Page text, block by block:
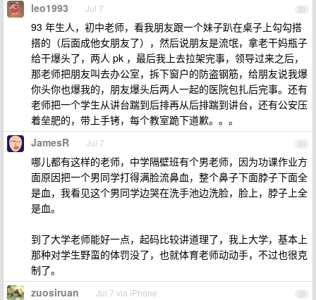
23
leo1993 Jul 7
93 年生人，初中老师，看我朋友跟一个妹子趴在桌子上勾勾搭
搭的（后面成他女朋友了），然后说朋友是流氓，拿老干妈瓶子
给干爆头了，两人 pk ，最后我上去拉架完事，领导过来之后，
那老师把朋友叫去办公室，拆下窗户的防盗钢筋，给朋友说我爆
你头你也爆我的，朋友爆头后两人一起的医院包扎后完事。还有
老师把一个学生从讲台踹到后排再从后排踹到讲台，还有公安压
着垒肥的，带上手铐，每个教室跪下道歉。。。
24
JamesR Jul 7
哪儿都有这样的老师，中学隔壁班有个男老师，因为功课作业方
面原因把一个男同学打得满脸流鼻血，整个鼻子下面脖子下面全
是血，我看见这个男同学边哭在洗手池边洗脸，脸上，脖子上全
是血。
到了大学老师能好一点，起码比较讲道理了，我上大学，基本上
那种对学生野蛮的体罚没了，也就体育老师动动手，不过也很克
制了。
25
zuosiruan Jul 7 via iPhone